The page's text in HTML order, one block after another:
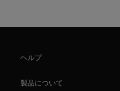
ヘルプ
製品について